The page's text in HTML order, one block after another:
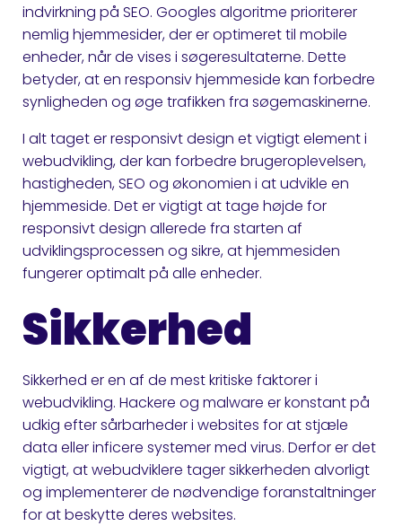
indvirkning på SEO. Googles algoritme prioriterer
nemlig hjemmesider, der er optimeret til mobile
enheder, når de vises i søgeresultaterne. Dette
betyder, at en responsiv hjemmeside kan forbedre
synligheden og øge trafikken fra søgemaskinerne.
I alt taget er responsivt design et vigtigt element i
webudvikling, der kan forbedre brugeroplevelsen,
hastigheden, SEO og økonomien i at udvikle en
hjemmeside. Det er vigtigt at tage højde for
responsivt design allerede fra starten af
udviklingsprocessen og sikre, at hjemmesiden
fungerer optimalt på alle enheder.
Sikkerhed
Sikkerhed er en af de mest kritiske faktorer i
webudvikling. Hackere og malware er konstant på
udkig efter sårbarheder i websites for at stjæle
data eller inficere systemer med virus. Derfor er det
vigtigt, at webudviklere tager sikkerheden alvorligt
og implementerer de nødvendige foranstaltninger
for at beskytte deres websites.